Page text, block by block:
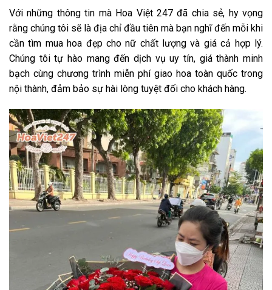
Với những thông tin mà Hoa Việt 247 đã chia sẻ, hy vọng
rằng chúng tôi sẽ là địa chỉ đầu tiên mà bạn nghĩ đến mỗi khi
cần tìm mua hoa đẹp cho nữ chất lượng và giá cả hợp lý.
Chúng tôi tự hào mang đến dịch vụ uy tín, giá thành minh
bạch cùng chương trình miễn phí giao hoa toàn quốc trong
nội thành, đảm bảo sự hài lòng tuyệt đối cho khách hàng.